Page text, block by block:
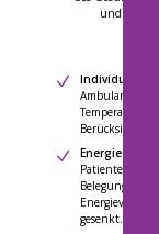
und
Individuelle
Ambulanz,
Temperatur
Belegung
gesenkt.